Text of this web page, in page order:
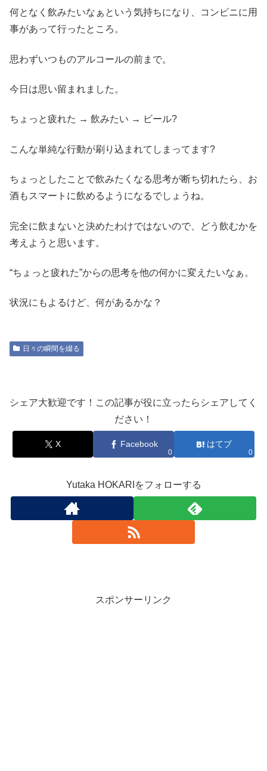
何となく飲みたいなぁという気持ちになり、コンビニに用
事があって行ったところ。
思わずいつものアルコールの前まで。
今日は思い留まれました。
ちょっと疲れた → 飲みたい → ビール?
こんな単純な行動が刷り込まれてしまってます?
ちょっとしたことで飲みたくなる思考が断ち切れたら、お
酒もスマートに飲めるようになるでしょうね。
完全に飲まないと決めたわけではないので、どう飲むかを
考えようと思います。
“ちょっと疲れた”からの思考を他の何かに変えたいなぁ。
状況にもよるけど、何があるかな？
日々の瞬間を綴る
シェア大歓迎です！この記事が役に立ったらシェアしてく
ださい！
X Facebook
0
はてブ
0
Yutaka HOKARIをフォローする
スポンサーリンク